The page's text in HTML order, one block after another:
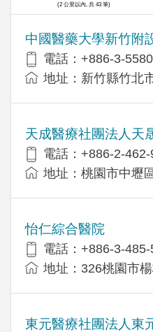
中國醫藥大學新竹附
電話：+886-3-
地址：新竹縣竹北
天成醫療社團法人天
電話：+886-2-
地址：桃園市中壢
怡仁綜合醫院
電話：+886-3-485-
地址：326桃園市
東元醫療社團法人東
(2 公里以內, 共 43 筆)